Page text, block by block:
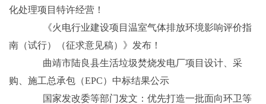
化处理项目特许经营！
《火电行业建设项目温室气体排放环境影响评价指
南（试行）（征求意见稿）》发布！
曲靖市陆良县生活垃圾焚烧发电厂项目设计、采
购、施工总承包（EPC）中标结果公示
国家发改委等部门发文：优先打造一批面向环卫等